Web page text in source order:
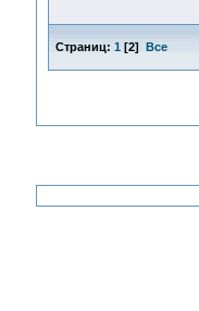
Страниц: 1 [2] Все